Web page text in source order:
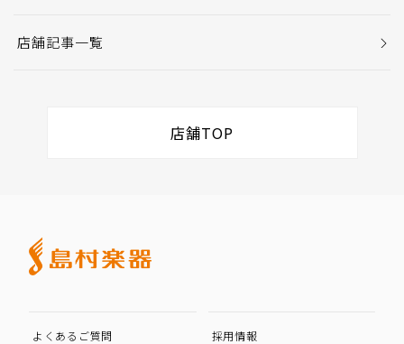
店舗記事一覧
店舗TOP
よくあるご質問 採用情報